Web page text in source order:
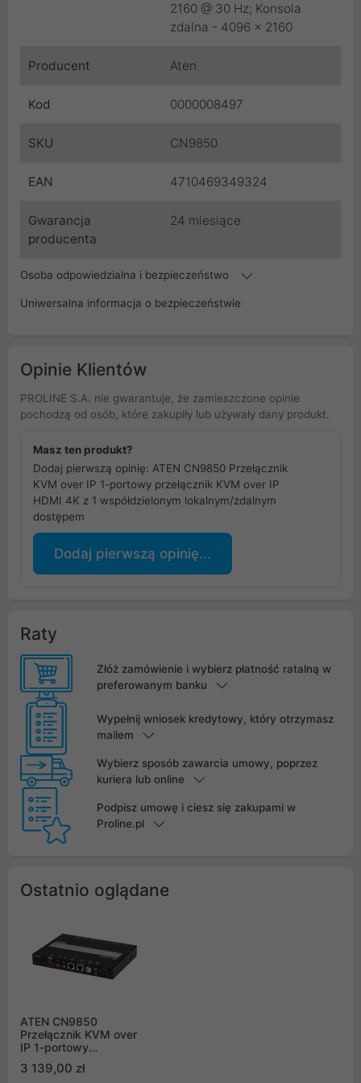
2160 @ 30 Hz; Konsola
zdalna - 4096 x 2160
Producent Aten
Kod 0000008497
SKU CN9850
EAN 4710469349324
Gwarancja
producenta
24 miesiące
Osoba odpowiedzialna i bezpieczeństwo
Uniwersalna informacja o bezpieczeństwie
Opinie Klientów
PROLINE S.A. nie gwarantuje, że zamieszczone opinie
pochodzą od osób, które zakupiły lub używały dany produkt.
Masz ten produkt?
Dodaj pierwszą opinię: ATEN CN9850 Przełącznik
KVM over IP 1-portowy przełącznik KVM over IP
HDMI 4K z 1 współdzielonym lokalnym/zdalnym
dostępem
Dodaj pierwszą opinię...
Raty
Złóż zamówienie i wybierz płatność ratalną w
preferowanym banku
Wypełnij wniosek kredytowy, który otrzymasz
mailem
Wybierz sposób zawarcia umowy, poprzez
kuriera lub online
Podpisz umowę i ciesz się zakupami w
Proline.pl
Ostatnio oglądane
ATEN CN9850
Przełącznik KVM over
IP 1-portowy
IP HDMI 4K z 1
3 139,00 zł